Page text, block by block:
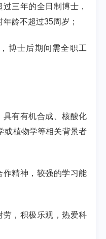
三年的全日制博士，
年龄不超过35周岁；
博士后期间需全职工
具有有机合成、核酸化
或植物学等相关背景者
作精神，较强的学习能
，积极乐观，热爱科